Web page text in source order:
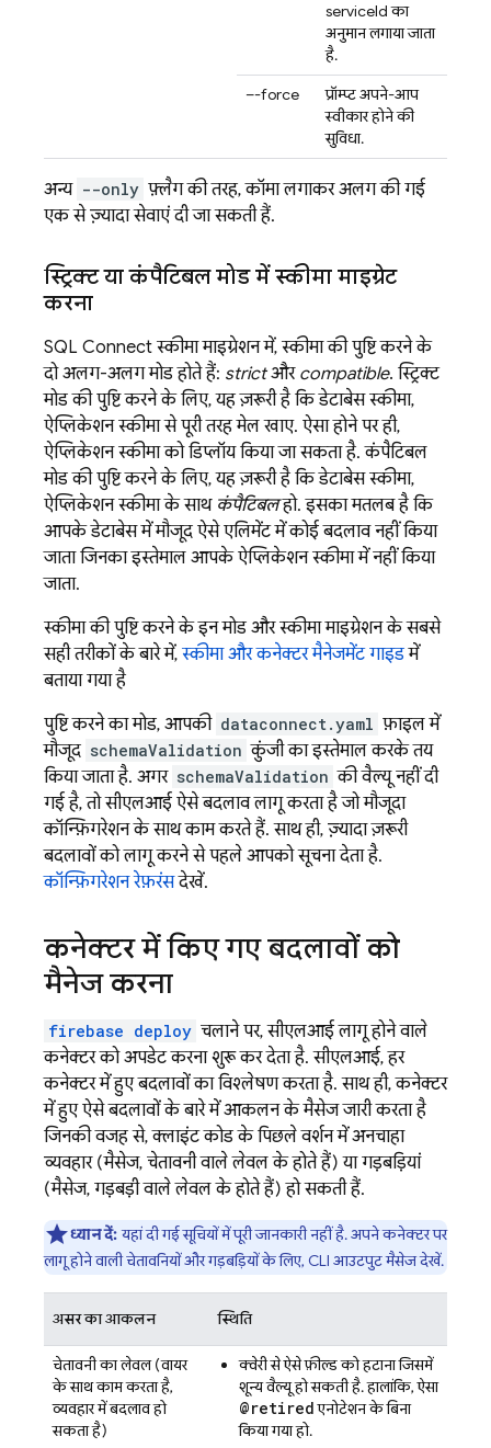
serviceId का
अनुमान लगाया जाता
है.
–-force
प्रॉम्प्ट अपने-आप
स्वीकार होने की
सुविधा.
अन्य --only फ़्लैग की तरह, कॉमा लगाकर अलग की गई
एक से ज़्यादा सेवाएं दी जा सकती हैं.
स्ट्रिक्ट या कंपैटिबल मोड में स्कीमा माइग्रेट
करना
SQL Connect स्कीमा माइग्रेशन में, स्कीमा की पुष्टि करने के
दो अलग-अलग मोड होते हैं: strictऔर compatible. स्ट्रिक्ट
मोड की पुष्टि करने के लिए, यह ज़रूरी है कि डेटाबेस स्कीमा,
ऐप्लिकेशन स्कीमा से पूरी तरह मेल खाए. ऐसा होने पर ही,
ऐप्लिकेशन स्कीमा को डिप्लॉय किया जा सकता है. कंपैटिबल
मोड की पुष्टि करने के लिए, यह ज़रूरी है कि डेटाबेस स्कीमा,
ऐप्लिकेशन स्कीमा के साथ कंपैटिबलहो. इसका मतलब है कि
आपके डेटाबेस में मौजूद ऐसे एलिमेंट में कोई बदलाव नहीं किया
जाता जिनका इस्तेमाल आपके ऐप्लिकेशन स्कीमा में नहीं किया
जाता.
स्कीमा की पुष्टि करने के इन मोड और स्कीमा माइग्रेशन के सबसे
सही तरीकों के बारे में, स्कीमा और कनेक्टर मैनेजमेंट गाइडमें
बताया गया है
पुष्टि करने का मोड, आपकी dataconnect.yaml फ़ाइल में
मौजूद schemaValidation कुंजी का इस्तेमाल करके तय
किया जाता है. अगर schemaValidation की वैल्यू नहीं दी
गई है, तो सीएलआई ऐसे बदलाव लागू करता है जो मौजूदा
कॉन्फ़िगरेशन के साथ काम करते हैं. साथ ही, ज़्यादा ज़रूरी
बदलावों को लागू करने से पहले आपको सूचना देता है.
कॉन्फ़िगरेशन रेफ़रंसदेखें.
कनेक्टर में किए गए बदलावों को
मैनेज करना
firebase deploy चलाने पर, सीएलआई लागू होने वाले
कनेक्टर को अपडेट करना शुरू कर देता है. सीएलआई, हर
कनेक्टर में हुए बदलावों का विश्लेषण करता है. साथ ही, कनेक्टर
में हुए ऐसे बदलावों के बारे में आकलन के मैसेज जारी करता है
जिनकी वजह से, क्लाइंट कोड के पिछले वर्शन में अनचाहा
व्यवहार (मैसेज, चेतावनी वाले लेवल के होते हैं) या गड़बड़ियां
(मैसेज, गड़बड़ी वाले लेवल के होते हैं) हो सकती हैं.
ध्यान दें:यहां दी गई सूचियों में पूरी जानकारी नहीं है. अपने कनेक्टर पर
लागू होने वाली चेतावनियों और गड़बड़ियों के लिए, CLI आउटपुट मैसेज देखें.
असर का आकलन स्थिति
चेतावनी का लेवल (वायर
के साथ काम करता है,
व्यवहार में बदलाव हो
सकता है)
क्वेरी से ऐसे फ़ील्ड को हटाना जिसमें
शून्य वैल्यू हो सकती है. हालांकि, ऐसा
@retiredएनोटेशन के बिना
किया गया हो.